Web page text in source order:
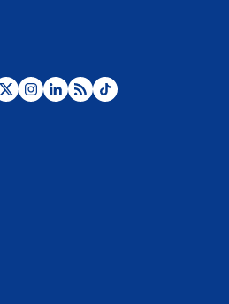
Desde dermatitis hasta infecciones: